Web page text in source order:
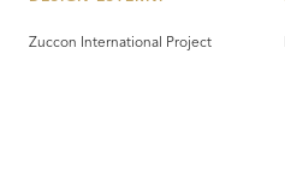
Zuccon International Project